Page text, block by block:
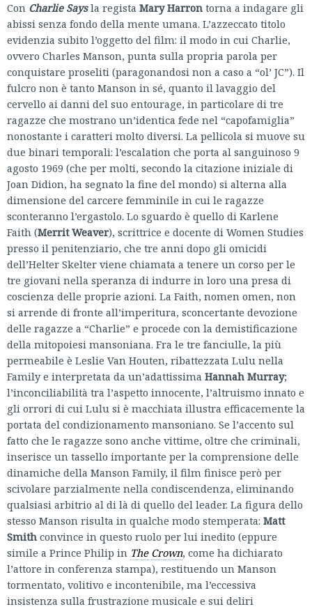
Con Charlie Saysla regista Mary Harron torna a indagare gli
abissi senza fondo della mente umana. L’azzeccato titolo
evidenzia subito l’oggetto del film: il modo in cui Charlie,
ovvero Charles Manson, punta sulla propria parola per
conquistare proseliti (paragonandosi non a caso a “ol’ JC”). Il
fulcro non è tanto Manson in sé, quanto il lavaggio del
cervello ai danni del suo entourage, in particolare di tre
ragazze che mostrano un’identica fede nel “capofamiglia”
nonostante i caratteri molto diversi. La pellicola si muove su
due binari temporali: l’escalation che porta al sanguinoso 9
agosto 1969 (che per molti, secondo la citazione iniziale di
Joan Didion, ha segnato la fine del mondo) si alterna alla
dimensione del carcere femminile in cui le ragazze
sconteranno l’ergastolo. Lo sguardo è quello di Karlene
Faith (Merrit Weaver), scrittrice e docente di Women Studies
presso il penitenziario, che tre anni dopo gli omicidi
dell’Helter Skelter viene chiamata a tenere un corso per le
tre giovani nella speranza di indurre in loro una presa di
coscienza delle proprie azioni. La Faith, nomen omen, non
si arrende di fronte all’imperitura, sconcertante devozione
delle ragazze a “Charlie” e procede con la demistificazione
della mitopoiesi mansoniana. Fra le tre fanciulle, la più
permeabile è Leslie Van Houten, ribattezzata Lulu nella
Family e interpretata da un’adattissima Hannah Murray;
l’inconciliabilità tra l’aspetto innocente, l’altruismo innato e
gli orrori di cui Lulu si è macchiata illustra efficacemente la
portata del condizionamento mansoniano. Se l’accento sul
fatto che le ragazze sono anche vittime, oltre che criminali,
inserisce un tassello importante per la comprensione delle
dinamiche della Manson Family, il film finisce però per
scivolare parzialmente nella condiscendenza, eliminando
qualsiasi arbitrio al di là di quello del leader. La figura dello
stesso Manson risulta in qualche modo stemperata: Matt
Smith convince in questo ruolo per lui inedito (eppure
simile a Prince Philip in The Crown, come ha dichiarato
l’attore in conferenza stampa), restituendo un Manson
tormentato, volitivo e incontenibile, ma l’eccessiva
insistenza sulla frustrazione musicale e sui deliri